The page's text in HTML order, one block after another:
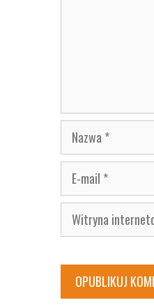
Nazwa
E-
mail
Witryna
internetowa